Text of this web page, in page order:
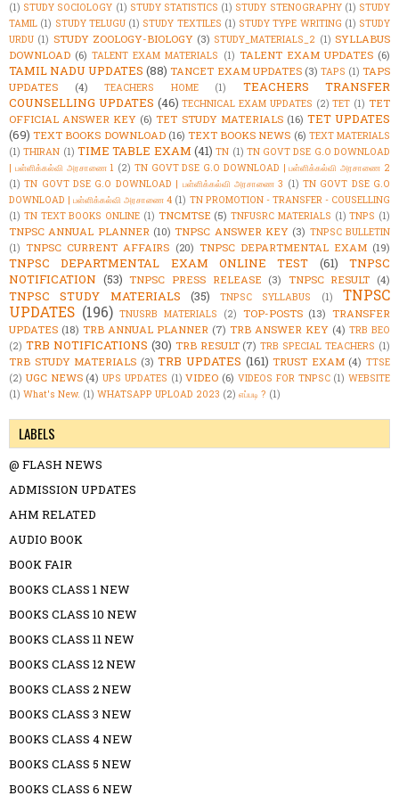
(1) STUDY SOCIOLOGY (1) STUDY STATISTICS (1) STUDY STENOGRAPHY (1) STUDY
TAMIL (1) STUDY TELUGU (1) STUDY TEXTILES (1) STUDY TYPE WRITING (1) STUDY
URDU (1) STUDY ZOOLOGY-BIOLOGY (3) STUDY_MATERIALS_2 (1) SYLLABUS
DOWNLOAD (6) TALENT EXAM MATERIALS (1) TALENT EXAM UPDATES (6)
TAMIL NADU UPDATES (88) TANCET EXAM UPDATES (3) TAPS (1) TAPS
UPDATES
(4) TEACHERS HOME (1)
TEACHERS TRANSFER
COUNSELLING UPDATES (46) TECHNICAL EXAM UPDATES (2) TET (1) TET
OFFICIAL ANSWER KEY (6) TET STUDY MATERIALS (16) TET UPDATES
(69) TEXT BOOKS DOWNLOAD (16) TEXT BOOKS NEWS (6) TEXT MATERIALS
(1) THIRAN (1) TIME TABLE EXAM (41) TN (1) TN GOVT DSE G.O DOWNLOAD
| பள்ளிக்கல்வி அரசாணை 1 (2) TN GOVT DSE G.O DOWNLOAD | பள்ளிக்கல்வி அரசாணை 2
(1) TN GOVT DSE G.O DOWNLOAD | பள்ளிக்கல்வி அரசாணை 3 (1) TN GOVT DSE G.O
DOWNLOAD | பள்ளிக்கல்வி அரசாணை 4 (1) TN PROMOTION - TRANSFER - COUSELLING
(1) TN TEXT BOOKS ONLINE (1) TNCMTSE (5) TNFUSRC MATERIALS (1) TNPS (1)
TNPSC ANNUAL PLANNER (10) TNPSC ANSWER KEY (3) TNPSC BULLETIN
(1) TNPSC CURRENT AFFAIRS (20) TNPSC DEPARTMENTAL EXAM (19)
TNPSC DEPARTMENTAL EXAM ONLINE TEST (61)
TNPSC
NOTIFICATION (53) TNPSC PRESS RELEASE (3) TNPSC RESULT (4)
TNPSC STUDY MATERIALS (35) TNPSC SYLLABUS (1)
TNPSC
UPDATES (196) TNUSRB MATERIALS (2) TOP-POSTS (13) TRANSFER
UPDATES (18) TRB ANNUAL PLANNER (7) TRB ANSWER KEY (4) TRB BEO
(2) TRB NOTIFICATIONS (30) TRB RESULT (7) TRB SPECIAL TEACHERS (1)
TRB STUDY MATERIALS (3) TRB UPDATES (161) TRUST EXAM (4) TTSE
(2) UGC NEWS (4) UPS UPDATES (1) VIDEO (6) VIDEOS FOR TNPSC (1) WEBSITE
(1) What's New. (1) WHATSAPP UPLOAD 2023 (2) எப்படி ? (1)
LABELS
@ FLASH NEWS
ADMISSION UPDATES
AHM RELATED
AUDIO BOOK
BOOK FAIR
BOOKS CLASS 1 NEW
BOOKS CLASS 10 NEW
BOOKS CLASS 11 NEW
BOOKS CLASS 12 NEW
BOOKS CLASS 2 NEW
BOOKS CLASS 3 NEW
BOOKS CLASS 4 NEW
BOOKS CLASS 5 NEW
BOOKS CLASS 6 NEW